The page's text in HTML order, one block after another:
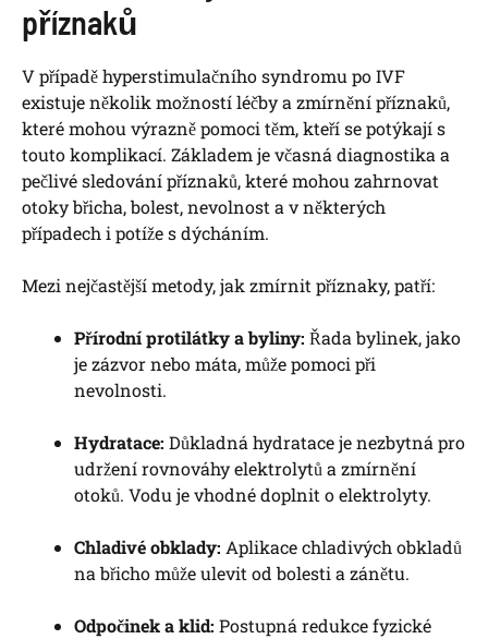
příznaků
V případě hyperstimulačního syndromu po IVF
existuje několik možností léčby a zmírnění příznaků,
které mohou výrazně pomoci těm, kteří se potýkají s
touto komplikací. Základem je včasná diagnostika a
pečlivé sledování příznaků, které mohou zahrnovat
otoky břicha, bolest, nevolnost a v některých
případech i potíže s dýcháním.
Mezi nejčastější metody, jak zmírnit příznaky, patří:
Přírodní protilátky a byliny: Řada bylinek, jako
je zázvor nebo máta, může pomoci při
nevolnosti.
Hydratace: Důkladná hydratace je nezbytná pro
udržení rovnováhy elektrolytů a zmírnění
otoků. Vodu je vhodné doplnit o elektrolyty.
Chladivé obklady: Aplikace chladivých obkladů
na břicho může ulevit od bolesti a zánětu.
Odpočinek a klid: Postupná redukce fyzické